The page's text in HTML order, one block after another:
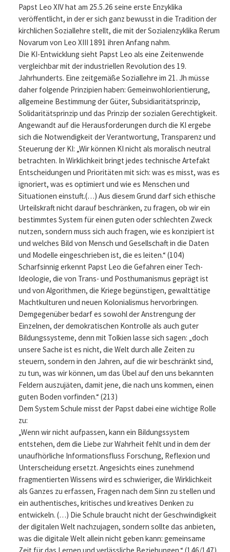
Papst Leo XIV hat am 25.5.26 seine erste Enzyklika
veröffentlicht, in der er sich ganz bewusst in die Tradition der
kirchlichen Soziallehre stellt, die mit der Sozialenzyklika Rerum
Novarum von Leo XIII 1891 ihren Anfang nahm.
Die KI-Entwicklung sieht Papst Leo als eine Zeitenwende
vergleichbar mit der industriellen Revolution des 19.
Jahrhunderts. Eine zeitgemäße Soziallehre im 21. Jh müsse
daher folgende Prinzipien haben: Gemeinwohlorientierung,
allgemeine Bestimmung der Güter, Subsidiaritätsprinzip,
Solidaritätsprinzip und das Prinzip der sozialen Gerechtigkeit.
Angewandt auf die Herausforderungen durch die KI ergebe
sich die Notwendigkeit der Verantwortung, Transparenz und
Steuerung der KI: „Wir können KI nicht als moralisch neutral
betrachten. In Wirklichkeit bringt jedes technische Artefakt
Entscheidungen und Prioritäten mit sich: was es misst, was es
ignoriert, was es optimiert und wie es Menschen und
Situationen einstuft.(…) Aus diesem Grund darf sich ethische
Urteilskraft nicht darauf beschränken, zu fragen, ob wir ein
bestimmtes System für einen guten oder schlechten Zweck
nutzen, sondern muss sich auch fragen, wie es konzipiert ist
und welches Bild von Mensch und Gesellschaft in die Daten
und Modelle eingeschrieben ist, die es leiten.“ (104)
Scharfsinnig erkennt Papst Leo die Gefahren einer Tech-
Ideologie, die von Trans- und Posthumanismus geprägt ist
und von Algorithmen, die Kriege begünstigen, gewalttätige
Machtkulturen und neuen Kolonialismus hervorbringen.
Demgegenüber bedarf es sowohl der Anstrengung der
Einzelnen, der demokratischen Kontrolle als auch guter
Bildungssysteme, denn mit Tolkien lasse sich sagen: „doch
unsere Sache ist es nicht, die Welt durch alle Zeiten zu
steuern, sondern in den Jahren, auf die wir beschränkt sind,
zu tun, was wir können, um das Übel auf den uns bekannten
Feldern auszujäten, damit jene, die nach uns kommen, einen
guten Boden vorfinden.“ (213)
Dem System Schule misst der Papst dabei eine wichtige Rolle
zu:
„Wenn wir nicht aufpassen, kann ein Bildungssystem
entstehen, dem die Liebe zur Wahrheit fehlt und in dem der
unaufhörliche Informationsfluss Forschung, Reflexion und
Unterscheidung ersetzt. Angesichts eines zunehmend
fragmentierten Wissens wird es schwieriger, die Wirklichkeit
als Ganzes zu erfassen, Fragen nach dem Sinn zu stellen und
ein authentisches, kritisches und kreatives Denken zu
entwickeln. (…) Die Schule braucht nicht der Geschwindigkeit
der digitalen Welt nachzujagen, sondern sollte das anbieten,
was die digitale Welt allein nicht geben kann: gemeinsame